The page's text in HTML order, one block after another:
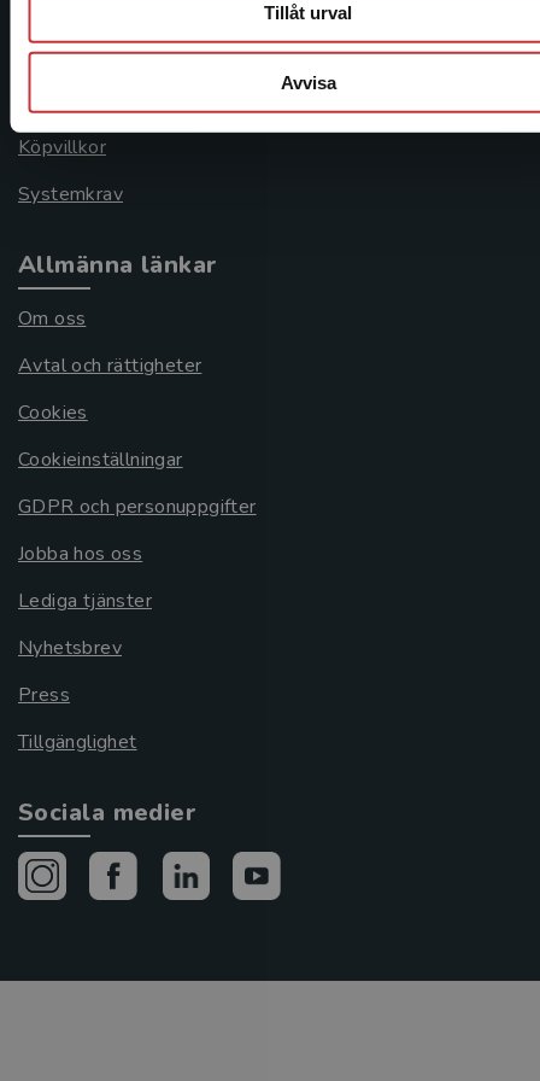
Tillåt urval
Avvisa
046-31 21 00
Köpvillkor
Systemkrav
Allmänna länkar
Om oss
Avtal och rättigheter
Cookies
Cookieinställningar
GDPR och personuppgifter
Jobba hos oss
Lediga tjänster
Nyhetsbrev
Press
Tillgänglighet
Sociala medier